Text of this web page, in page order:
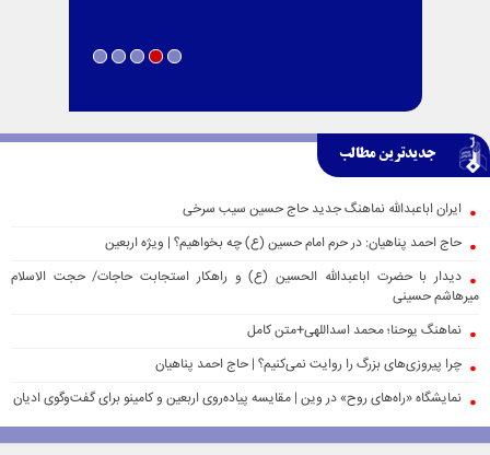
جدیدترین مطالب
ایران اباعبدالله نماهنگ جدید حاج حسین سیب سرخی
حاج احمد پناهیان: در حرم امام حسین (ع) چه بخواهیم؟ | ویژه اربعین
دیدار با حضرت اباعبدالله الحسین (ع) و راهکار استجابت حاجات/ حجت الاسلام
میرهاشم حسینی
نماهنگ یوحنا؛ محمد اسداللهی+متن کامل
چرا پیروزی‌های بزرگ را روایت نمی‌کنیم؟ | حاج احمد پناهیان
نمایشگاه «راه‌های روح» در وین | مقایسه پیاده‌روی اربعین و کامینو برای گفت‌وگوی ادیان